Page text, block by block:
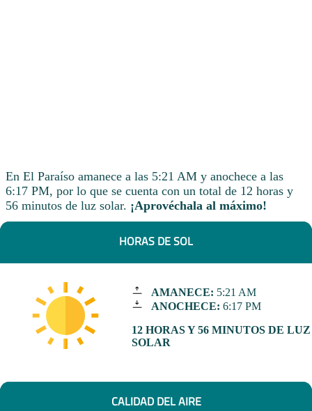
En El Paraíso amanece a las 5:21 AM y anochece a las
6:17 PM, por lo que se cuenta con un total de 12 horas y
56 minutos de luz solar. ¡Aprovéchala al máximo!
HORAS DE SOL
AMANECE: 5:21 AM
ANOCHECE: 6:17 PM
12 HORAS Y 56 MINUTOS DE LUZ
SOLAR
CALIDAD DEL AIRE